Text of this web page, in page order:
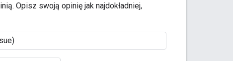
Opisz swoją opinię jak najdokładniej,